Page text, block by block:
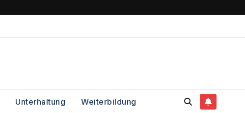
Unterhaltung Weiterbildung